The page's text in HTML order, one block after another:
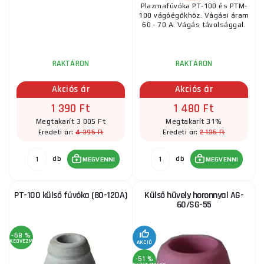
RAKTÁRON
Akciós ár
1 390 Ft
Megtakarít 3 005 Ft
Eredeti ár:4 395 Ft
db MEGVENNI
Plazmafúvóka PT-100 és PTM-
100 vágóégőkhöz. Vágási áram
60 - 70 A. Vágás távolsággal.
RAKTÁRON
Akciós ár
1 480 Ft
Megtakarít 31%
Eredeti ár:2 135 Ft
db MEGVENNI
PT-100 külső fúvóka (80-120A)
-68 %
KEDVEZMÉNY
Külső hüvely horonnyal AG-
60/SG-55
AKCIÓ
-51 %